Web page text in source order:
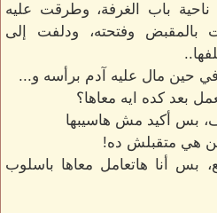
باب الغرفة، وطرقت عليه
وفتحته، ودلفت إلى
في حين مال عليه آدم برأسه و...
بعد كده ايه معاها؟
بس أكيد مش هاسيبها
هي متقبلش ده!
بس أنا هاتعامل معاها باسلوب